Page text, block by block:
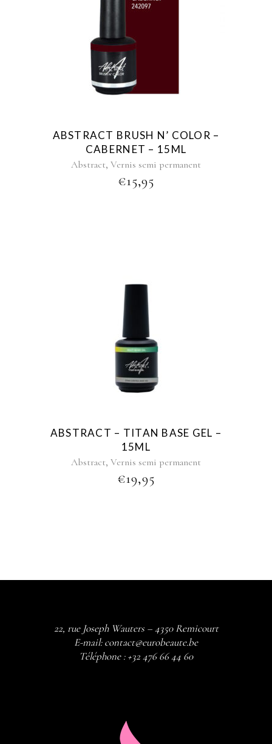
ABSTRACT BRUSH N’ COLOR –
CABERNET – 15ML
Abstract, Vernis semi permanent
€15,95
ABSTRACT – TITAN BASE GEL –
15ML
Abstract, Vernis semi permanent
€19,95
22, rue Joseph Wauters – 4350 Remicourt
E-mail:contact@eurobeaute.be
Téléphone :+32 476 66 44 60